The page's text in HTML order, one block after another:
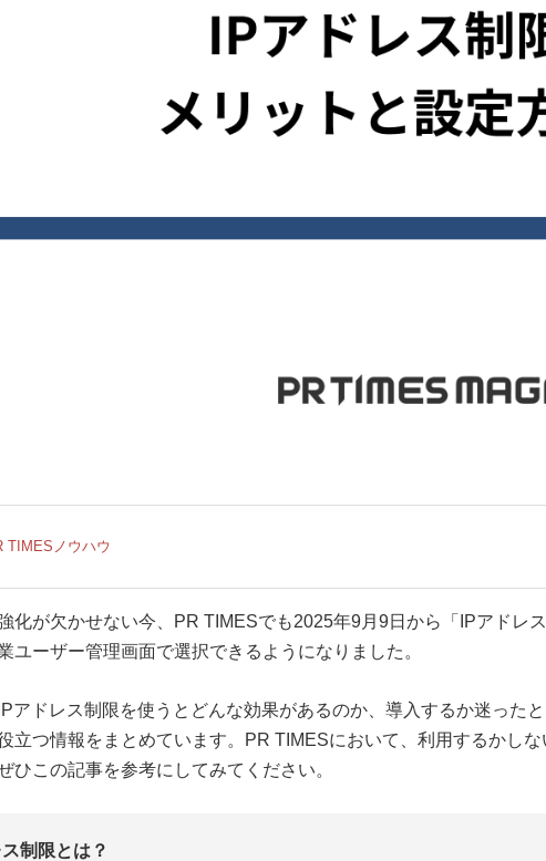
TIMESノウハウ
化が欠かせない今、PR TIMESでも2025年9月9日から「IPアドレス
ユーザー管理画面で選択できるようになりました。
アドレス制限を使うとどんな効果があるのか、導入するか迷ったと
立つ情報をまとめています。PR TIMESにおいて、利用するかしな
ひこの記事を参考にしてみてください。
ス制限とは？